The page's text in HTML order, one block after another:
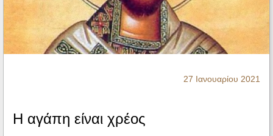
Ηχητικά
27 Ιανουαρίου 2021
Η αγάπη είναι χρέος